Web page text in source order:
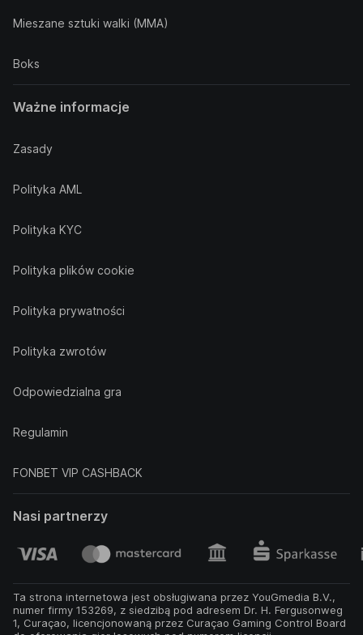
Mieszane sztuki walki (MMA)
Boks
Ważne informacje
Zasady
Polityka AML
Polityka KYC
Polityka plików cookie
Polityka prywatności
Polityka zwrotów
Odpowiedzialna gra
Regulamin
FONBET VIP CASHBACK
Nasi partnerzy
Ta strona internetowa jest obsługiwana przez YouGmedia B.V.,
numer firmy 153269, z siedzibą pod adresem Dr. H. Fergusonweg
1, Curaçao, licencjonowaną przez Curaçao Gaming Control Board